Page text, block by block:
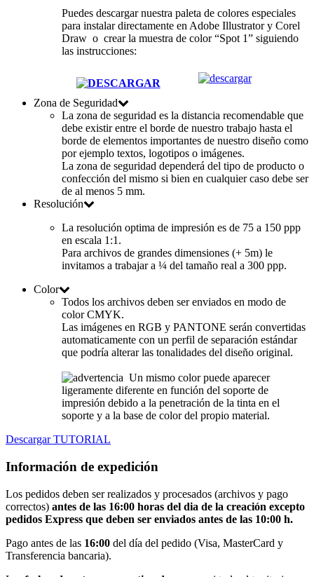
Puedes descargar nuestra paleta de colores especiales
para instalar directamente en Adobe Illustrator y Corel
Draw o crear la muestra de color“Spot 1” siguiendo
las instrucciones:
Zona de Seguridad
La zona de seguridad es la distancia recomendable que
debe existir entre el borde de nuestro trabajo hasta el
borde de elementos importantes de nuestro diseño como
por ejemplo textos, logotipos o imágenes.
La zona de seguridad dependerá del tipo de producto o
confección del mismo si bien en cualquier caso debe ser
de al menos 5 mm.
Resolución
La resolución optima de impresión es de 75 a 150 ppp
en escala 1:1.
Para archivos de grandes dimensiones (+ 5m) le
invitamos a trabajar a ¼ del tamaño real a 300 ppp.
Color
Todos los archivos deben ser enviados en modo de
color CMYK.
Las imágenes en RGB y PANTONE serán convertidas
automaticamente con un perfil de separación estándar
que podría alterar las tonalidades del diseño original.
Un mismo color puede aparecer
ligeramente diferente en función del soporte de
impresión debido a la penetración de la tinta en el
soporte y a la base de color del propio material.
Descargar TUTORIAL
Información de expedición
Los pedidos deben ser realizados y procesados (archivos y pago
correctos) antes de las 16:00 horas del dia de la creación excepto
pedidos Express que deben ser enviados antes de las 10:00 h.
Pago antes de las 16:00 del día del pedido (Visa, MasterCard y
Transferencia bancaria).